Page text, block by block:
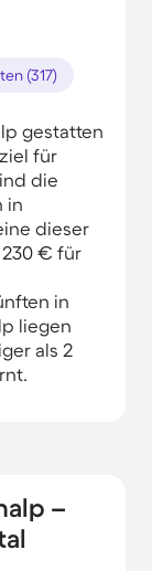
(317)
gestatten
für
die
in
dieser
€ für
in
liegen
als 2
–